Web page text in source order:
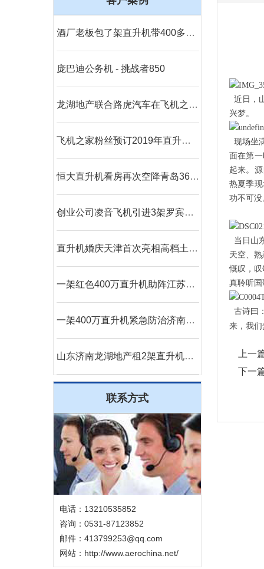
酒厂老板包了架直升机带400多名员工空中游览西柏坡
庞巴迪公务机 - 挑战者850
龙湖地产联合路虎汽车在飞机之家包机体验飞行
飞机之家粉丝预订2019年直升机婚礼
恒大直升机看房再次空降青岛360度空中看楼盘
创业公司凌音飞机引进3架罗宾逊R44直升机将用于租赁和销售
直升机婚庆天津首次亮相高档土豪空中婚礼最高达88.88万
一架红色400万直升机助阵江苏镇江商场
一架400万直升机紧急防治济南美国三代白蛾
山东济南龙湖地产租2架直升机楼盘开业
联系方式
电话：13210535852
咨询：0531-87123852
邮件：413799253@qq.com
网站： http://www.aerochina.net/
近日 ，
兴梦。
现场坐
面在第
起来。
热夏季
功不可没
当日山
天空、
慨叹，
真聆听
古诗曰
来，我
上一
下一